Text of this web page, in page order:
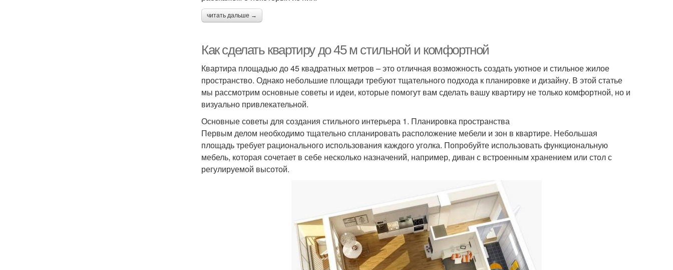
читать дальше →
Как сделать квартиру до 45 м стильной и комфортной
Квартира площадью до 45 квадратных метров – это отличная возможность создать уютное и стильное жилое
пространство. Однако небольшие площади требуют тщательного подхода к планировке и дизайну. В этой статье
мы рассмотрим основные советы и идеи, которые помогут вам сделать вашу квартиру не только комфортной, но и
визуально привлекательной.
Основные советы для создания стильного интерьера 1. Планировка пространства
Первым делом необходимо тщательно спланировать расположение мебели и зон в квартире. Небольшая
площадь требует рационального использования каждого уголка. Попробуйте использовать функциональную
мебель, которая сочетает в себе несколько назначений, например, диван с встроенным хранением или стол с
регулируемой высотой.